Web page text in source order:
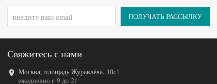
Код товара
520-073
ПОЛУЧАТЬ РАССЫЛКУ
Свяжитесь с нами
Москва, площадь Журавлёва, 10с1
ежедневно с 9 до 21